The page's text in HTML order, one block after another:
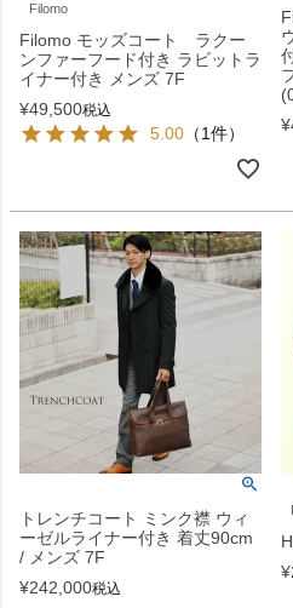
Filomo
Filomo モッズコート ラクー
ンファーフード付き ラビットラ
イナー付き メンズ 7F
¥49,500税込
5.00 （1件）
¥
トレンチコート ミンク襟 ウィ
ーゼルライナー付き 着丈90cm
/ メンズ 7F
¥242,000税込
¥